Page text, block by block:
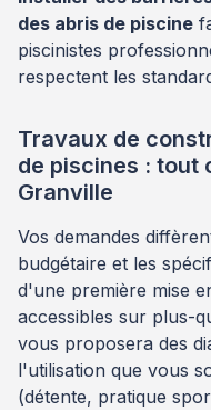
des abris de piscine
piscinistes
respectent les
Travaux de
de piscines : tout
Granville
Vos demandes
budgétaire et les
d'une première mise
accessibles sur plus-
vous proposera des
l'utilisation que vous
(détente, pratique